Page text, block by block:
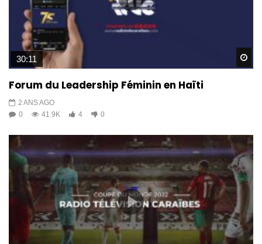
30:11
Forum du Leadership Féminin en Haïti
2 ANS AGO
0
41.9K 4 0